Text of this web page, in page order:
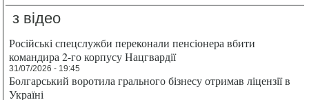
з відео
Російські спецслужби переконали пенсіонера вбити
командира 2-го корпусу Нацгвардії
31/07/2026 - 19:45
Болгарський воротила грального бізнесу отримав ліцензії в
Україні